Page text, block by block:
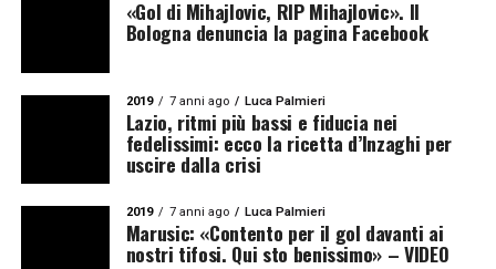
«Gol di Mihajlovic, RIP Mihajlovic». Il
Bologna denuncia la pagina Facebook
2019 7 anni ago Luca Palmieri
Lazio, ritmi più bassi e fiducia nei
fedelissimi: ecco la ricetta d’Inzaghi per
uscire dalla crisi
2019 7 anni ago Luca Palmieri
Marusic: «Contento per il gol davanti ai
nostri tifosi. Qui sto benissimo» – VIDEO